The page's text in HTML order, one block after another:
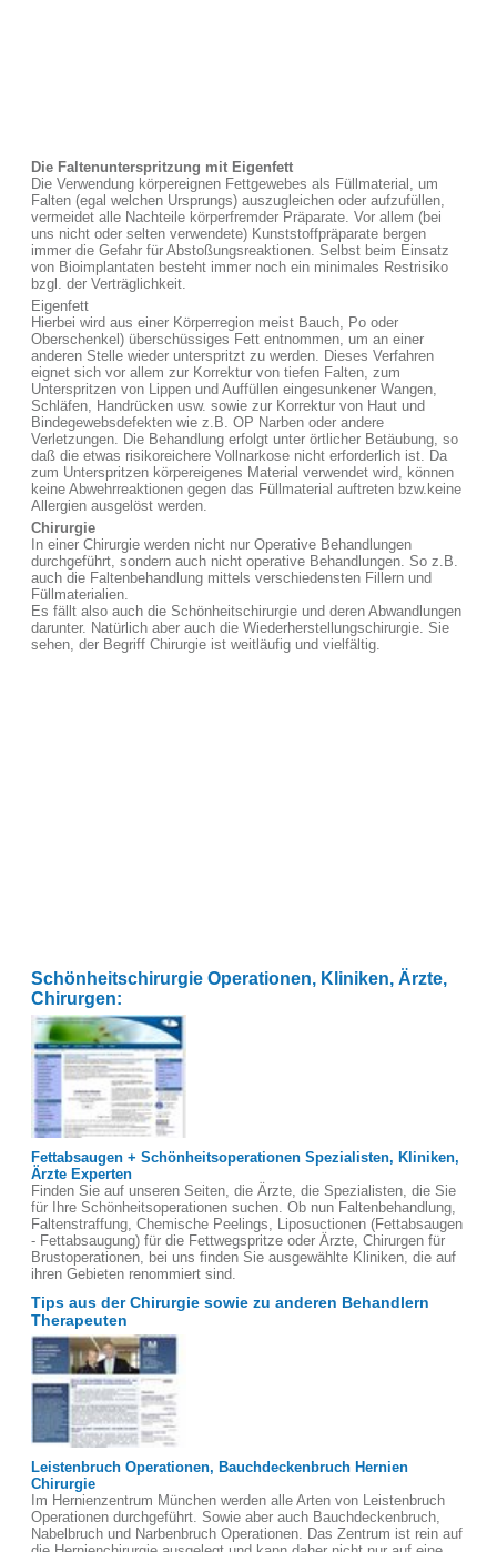
Die Faltenunterspritzung mit Eigenfett
Die Verwendung körpereignen Fettgewebes als Füllmaterial, um
Falten (egal welchen Ursprungs) auszugleichen oder aufzufüllen,
vermeidet alle Nachteile körperfremder Präparate. Vor allem (bei
uns nicht oder selten verwendete) Kunststoffpräparate bergen
immer die Gefahr für Abstoßungsreaktionen. Selbst beim Einsatz
von Bioimplantaten besteht immer noch ein minimales Restrisiko
bzgl. der Verträglichkeit.
Eigenfett
Hierbei wird aus einer Körperregion meist Bauch, Po oder
Oberschenkel) überschüssiges Fett entnommen, um an einer
anderen Stelle wieder unterspritzt zu werden. Dieses Verfahren
eignet sich vor allem zur Korrektur von tiefen Falten, zum
Unterspritzen von Lippen und Auffüllen eingesunkener Wangen,
Schläfen, Handrücken usw. sowie zur Korrektur von Haut und
Bindegewebsdefekten wie z.B. OP Narben oder andere
Verletzungen. Die Behandlung erfolgt unter örtlicher Betäubung, so
daß die etwas risikoreichere Vollnarkose nicht erforderlich ist. Da
zum Unterspritzen körpereigenes Material verwendet wird, können
keine Abwehrreaktionen gegen das Füllmaterial auftreten bzw.keine
Allergien ausgelöst werden.
Chirurgie
In einer Chirurgie werden nicht nur Operative Behandlungen
durchgeführt, sondern auch nicht operative Behandlungen. So z.B.
auch die Faltenbehandlung mittels verschiedensten Fillern und
Füllmaterialien.
Es fällt also auch die Schönheitschirurgie und deren Abwandlungen
darunter. Natürlich aber auch die Wiederherstellungschirurgie. Sie
sehen, der Begriff Chirurgie ist weitläufig und vielfältig.
Schönheitschirurgie Operationen, Kliniken, Ärzte,
Chirurgen:
Fettabsaugen + Schönheitsoperationen Spezialisten, Kliniken,
Ärzte Experten
Finden Sie auf unseren Seiten, die Ärzte, die Spezialisten, die Sie
für Ihre Schönheitsoperationen suchen. Ob nun Faltenbehandlung,
Faltenstraffung, Chemische Peelings, Liposuctionen (Fettabsaugen
- Fettabsaugung) für die Fettwegspritze oder Ärzte, Chirurgen für
Brustoperationen, bei uns finden Sie ausgewählte Kliniken, die auf
ihren Gebieten renommiert sind.
Tips aus der Chirurgie sowie zu anderen Behandlern
Therapeuten
Leistenbruch Operationen, Bauchdeckenbruch Hernien
Chirurgie
Im Hernienzentrum München werden alle Arten von Leistenbruch
Operationen durchgeführt. Sowie aber auch Bauchdeckenbruch,
Nabelbruch und Narbenbruch Operationen. Das Zentrum ist rein auf